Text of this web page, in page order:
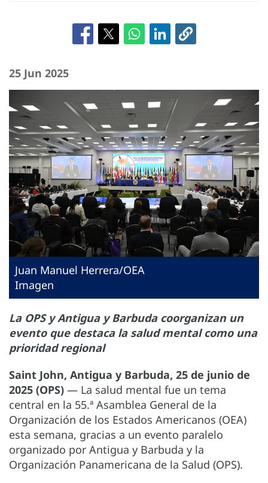
25 Jun 2025
Juan Manuel Herrera/OEA
Imagen
La OPS y Antigua y Barbuda coorganizan un
evento que destaca la salud mental como una
prioridad regional
Saint John, Antigua y Barbuda, 25 de junio de
2025 (OPS) — La salud mental fue un tema
central en la 55.ª Asamblea General de la
Organización de los Estados Americanos (OEA)
esta semana, gracias a un evento paralelo
organizado por Antigua y Barbuda y la
Organización Panamericana de la Salud (OPS).